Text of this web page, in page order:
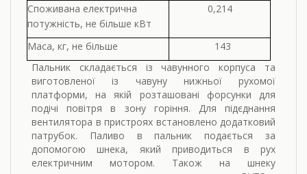
Споживана електрична
потужність, не більше кВт
0,214
Маса, кг, не більше
143
Пальник складається із чавунного корпуса та
виготовленої із чавуну нижньої рухомої
платформи, на якій розташовані форсунки для
подічі повітря в зону горіння. Для підєднання
вентилятора в пристроях встановлено додатковий
патрубок. Паливо в пальник подається за
допомогою шнека, який приводиться в рух
електричним мотором. Також на шнеку